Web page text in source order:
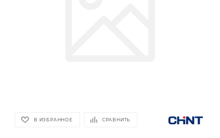
В ИЗБРАННОЕ СРАВНИТЬ